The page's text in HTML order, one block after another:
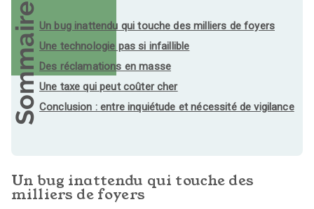
SommaireUn bug inattendu qui touche des milliers de foyers
Une technologie pas si infaillible
Des réclamations en masse
Une taxe qui peut coûter cher
Conclusion : entre inquiétude et nécessité de vigilance
Un bug inattendu qui touche des
milliers de foyers